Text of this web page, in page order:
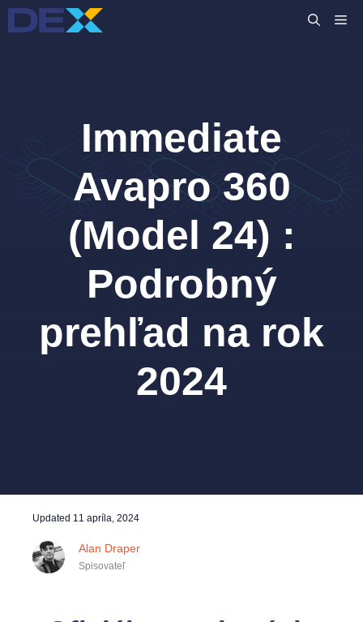
Preskočiť
na
Immediate
Avapro 360
(Model 24) :
Podrobný
prehľad na rok
2024
Updated 11 apríla, 2024
Alan Draper
Spisovateľ